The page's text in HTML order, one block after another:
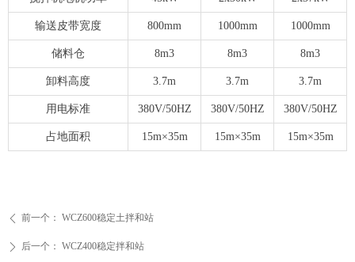
输送皮带宽度 800mm 1000mm 1000mm
储料仓 8m3 8m3 8m3
卸料高度 3.7m 3.7m 3.7m
用电标准 380V/50HZ 380V/50HZ 380V/50HZ
占地面积 15m×35m 15m×35m 15m×35m
ꄴ 前一个： WCZ600稳定土拌和站
ꄲ 后一个： WCZ400稳定拌和站